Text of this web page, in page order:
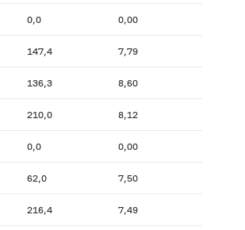
0,0 0,00
147,4 7,79
136,3 8,60
210,0 8,12
0,0 0,00
62,0 7,50
216,4 7,49